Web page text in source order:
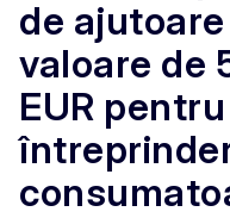
de
valoare de
EUR